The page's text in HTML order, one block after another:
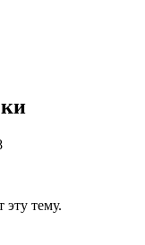
эту тему.